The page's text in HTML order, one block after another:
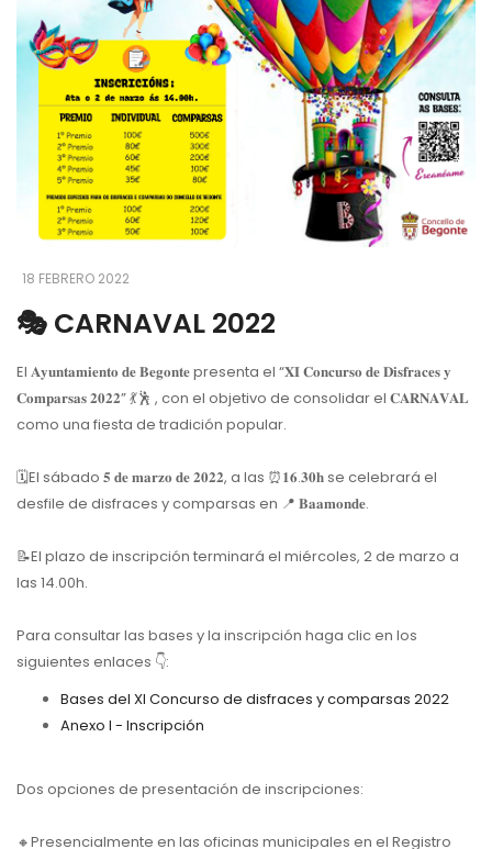
18 FEBRERO 2022
🎭 CARNAVAL 2022
El 𝐀𝐲𝐮𝐧𝐭𝐚𝐦𝐢𝐞𝐧𝐭𝐨 𝐝𝐞 𝐁𝐞𝐠𝐨𝐧𝐭𝐞 presenta el “𝐗𝐈 𝐂𝐨𝐧𝐜𝐮𝐫𝐬𝐨 𝐝𝐞 𝐃𝐢𝐬𝐟𝐫𝐚𝐜𝐞𝐬 𝐲
𝐂𝐨𝐦𝐩𝐚𝐫𝐬𝐚𝐬 𝟐𝟎𝟐𝟐” 💃🕺 , con el objetivo de consolidar el 𝐂𝐀𝐑𝐍𝐀𝐕𝐀𝐋
como una fiesta de tradición popular.
🗓El sábado 𝟓 𝐝𝐞 𝐦𝐚𝐫𝐳𝐨 𝐝𝐞 𝟐𝟎𝟐𝟐, a las ⏰𝟏𝟔.𝟑𝟎𝐡 se celebrará el
desfile de disfraces y comparsas en 📍 𝐁𝐚𝐚𝐦𝐨𝐧𝐝𝐞.
📝El plazo de inscripción terminará el miércoles, 2 de marzo a
las 14.00h.
Para consultar las bases y la inscripción haga clic en los
siguientes enlaces 👇:
Bases del XI Concurso de disfraces y comparsas 2022
Anexo I - Inscripción
Dos opciones de presentación de inscripciones:
🔸Presencialmente en las oficinas municipales en el Registro